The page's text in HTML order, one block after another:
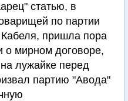
статью, в
по партии
пришла пора
о мирном договоре,
лужайке перед
партию "Авода"